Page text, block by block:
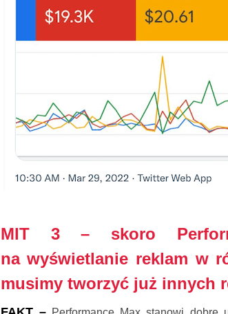
MIT 3 – skoro
na wyświetlanie reklam w
musimy tworzyć już innych